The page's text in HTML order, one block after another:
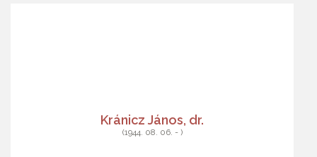
Kránicz János, dr.
(1944. 08. 06. - )